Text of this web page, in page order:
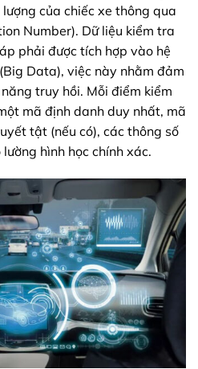
của chiếc xe thông qua
Number). Dữ liệu kiểm tra
phải được tích hợp vào hệ
Data), việc này nhằm đảm
truy hồi. Mỗi điểm kiểm
mã định danh duy nhất, mã
tật (nếu có), các thông số
hình học chính xác.